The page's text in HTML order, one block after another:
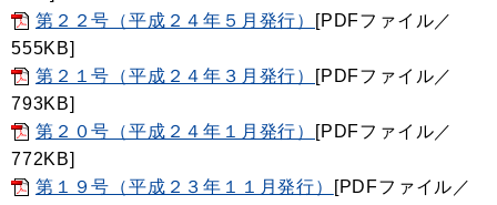
第２２号（平成２４年５月発行）
[PDFファイル／
555KB]
第２１号（平成２４年３月発行）
[PDFファイル／
793KB]
第２０号（平成２４年１月発行）
[PDFファイル／
772KB]
第１９号（平成２３年１１月発行）
[PDFファイル／